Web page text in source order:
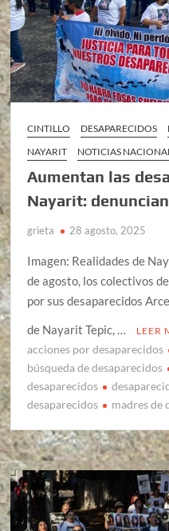
CINTILLO DESAPARECIDOS
NAYARIT
NOTICIAS
Aumentan las
Nayarit:
grieta 28 agosto, 2025
Imagen: Realidades de
de agosto, los colectivos
por sus desaparecidos
de Nayarit Tepic, …
LEER
acciones por desaparecidos
búsqueda de desaparecidos
desaparecidos
desaparecidos
madres de